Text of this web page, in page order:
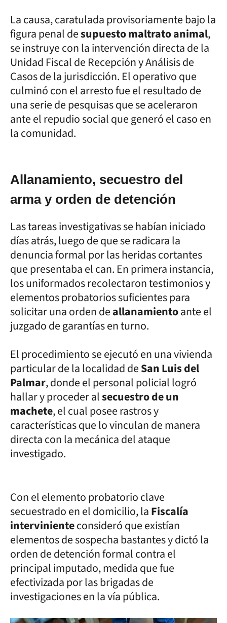
La causa, caratulada provisoriamente bajo la
figura penal desupuesto maltrato animal,
se instruye con la intervención directa de la
Unidad Fiscal de Recepción y Análisis de
Casos de la jurisdicción. El operativo que
culminó con el arresto fue el resultado de
una serie de pesquisas que se aceleraron
ante el repudio social que generó el caso en
la comunidad.
Allanamiento, secuestro del
arma y orden de detención
Las tareas investigativas se habían iniciado
días atrás, luego de que se radicara la
denuncia formal por las heridas cortantes
que presentaba el can. En primera instancia,
los uniformados recolectaron testimonios y
elementos probatorios suficientes para
solicitar una orden deallanamientoante el
juzgado de garantías en turno.
El procedimiento se ejecutó en una vivienda
particular de la localidad deSan Luis del
Palmar, donde el personal policial logró
hallar y proceder alsecuestro de un
machete, el cual posee rastros y
características que lo vinculan de manera
directa con la mecánica del ataque
investigado.
Con el elemento probatorio clave
secuestrado en el domicilio, laFiscalía
intervinienteconsideró que existían
elementos de sospecha bastantes y dictó la
orden de detención formal contra el
principal imputado, medida que fue
efectivizada por las brigadas de
investigaciones en la vía pública.